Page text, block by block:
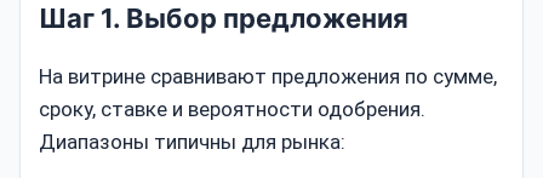
Шаг 1. Выбор предложения
На витрине сравнивают предложения по сумме,
сроку, ставке и вероятности одобрения.
Диапазоны типичны для рынка: